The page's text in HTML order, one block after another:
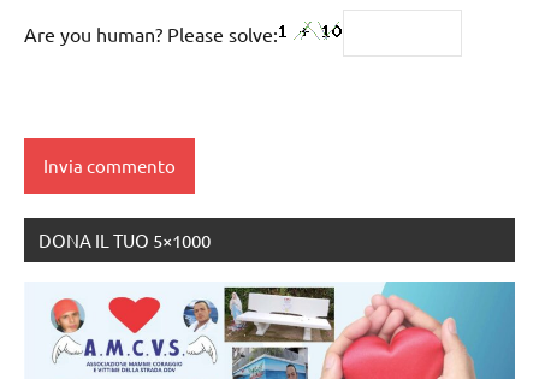
Are you human? Please solve:
DONA IL TUO 5×1000